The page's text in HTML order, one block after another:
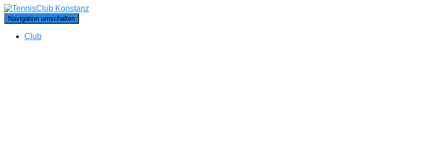
Navigation umschalten
Club